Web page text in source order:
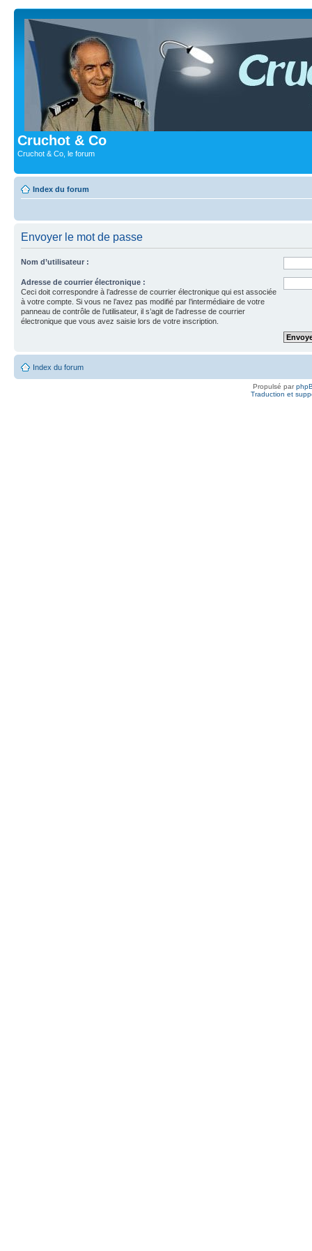
Cruchot & Co
Cruchot & Co, le forum
Index du forum
Envoyer le mot de passe
Nom d’utilisateur :
Adresse de courrier électronique :
Ceci doit correspondre à l’adresse de courrier électronique qui est associée
à votre compte. Si vous ne l’avez pas modifié par l’intermédiaire de votre
panneau de contrôle de l’utilisateur, il s’agit de l’adresse de courrier
électronique que vous avez saisie lors de votre inscription.
Index du forum
Propulsé par
Traduction et